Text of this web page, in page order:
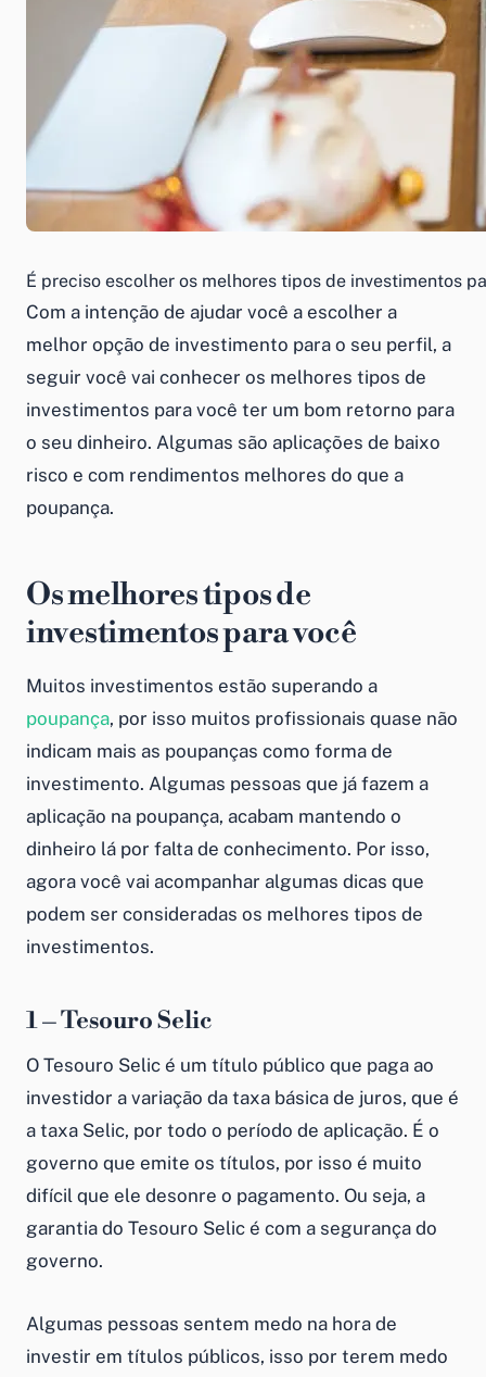
É preciso escolher os melhores tipos de investimentos
Com a intenção de ajudar você a escolher a
melhor opção de investimento para o seu perfil, a
seguir você vai conhecer os melhores tipos de
investimentos para você ter um bom retorno para
o seu dinheiro. Algumas são aplicações de baixo
risco e com rendimentos melhores do que a
poupança.
Os melhores tipos de
investimentos para você
Muitos investimentos estão superando a
poupança, por isso muitos profissionais quase não
indicam mais as poupanças como forma de
investimento. Algumas pessoas que já fazem a
aplicação na poupança, acabam mantendo o
dinheiro lá por falta de conhecimento. Por isso,
agora você vai acompanhar algumas dicas que
podem ser consideradas os melhores tipos de
investimentos.
1 – Tesouro Selic
O Tesouro Selic é um título público que paga ao
investidor a variação da taxa básica de juros, que é
a taxa Selic, por todo o período de aplicação. É o
governo que emite os títulos, por isso é muito
difícil que ele desonre o pagamento. Ou seja, a
garantia do Tesouro Selic é com a segurança do
governo.
Algumas pessoas sentem medo na hora de
investir em títulos públicos, isso por terem medo